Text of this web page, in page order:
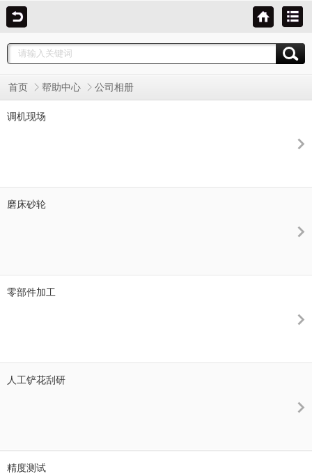
首页 帮助中心 公司相册
调机现场
磨床砂轮
零部件加工
人工铲花刮研
精度测试